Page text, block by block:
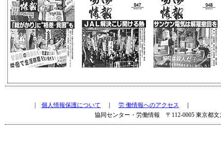
個人情報保護について 労 働情報へのアクセス
協同センター・労働情報 〒112-0005 東京都文